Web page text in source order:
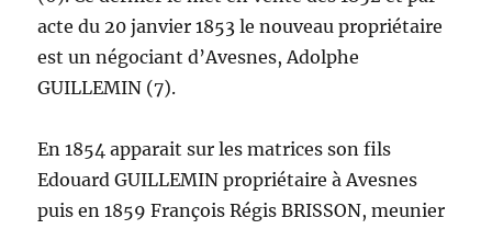
acte du 20 janvier 1853 le nouveau propriétaire
est un négociant d’Avesnes, Adolphe
GUILLEMIN (7).
En 1854 apparait sur les matrices son fils
Edouard GUILLEMIN propriétaire à Avesnes
puis en 1859 François Régis BRISSON, meunier